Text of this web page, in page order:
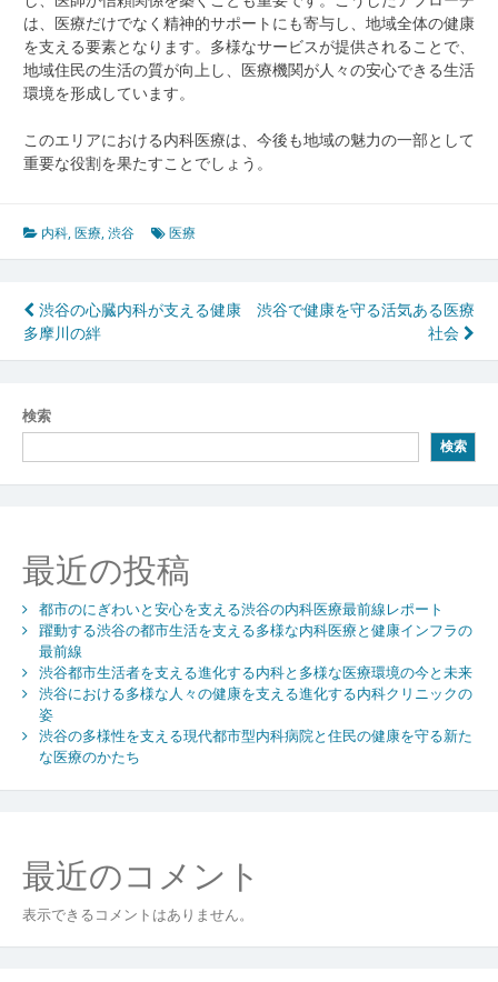
は、医療だけでなく精神的サポートにも寄与し、地域全体の健康
を支える要素となります。多様なサービスが提供されることで、
地域住民の生活の質が向上し、医療機関が人々の安心できる生活
環境を形成しています。
このエリアにおける内科医療は、今後も地域の魅力の一部として
重要な役割を果たすことでしょう。
内科,医療,渋谷 医療
投
稿
ビ
ゲ
ー
ョ
ン
渋谷の心臓内科が支える健康
多摩川の絆
渋谷で健康を守る活気ある医療
社会
検索
検索
最近の投稿
都市のにぎわいと安心を支える渋谷の内科医療最前線レポート
躍動する渋谷の都市生活を支える多様な内科医療と健康インフラの
最前線
渋谷都市生活者を支える進化する内科と多様な医療環境の今と未来
渋谷における多様な人々の健康を支える進化する内科クリニックの
姿
渋谷の多様性を支える現代都市型内科病院と住民の健康を守る新た
な医療のかたち
最近のコメント
表示できるコメントはありません。